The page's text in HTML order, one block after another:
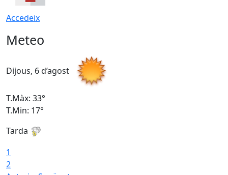
Accedeix
Meteo
Dijous, 6 d’agost
T.Màx: 33°
T.Min: 17°
Tarda
1
2